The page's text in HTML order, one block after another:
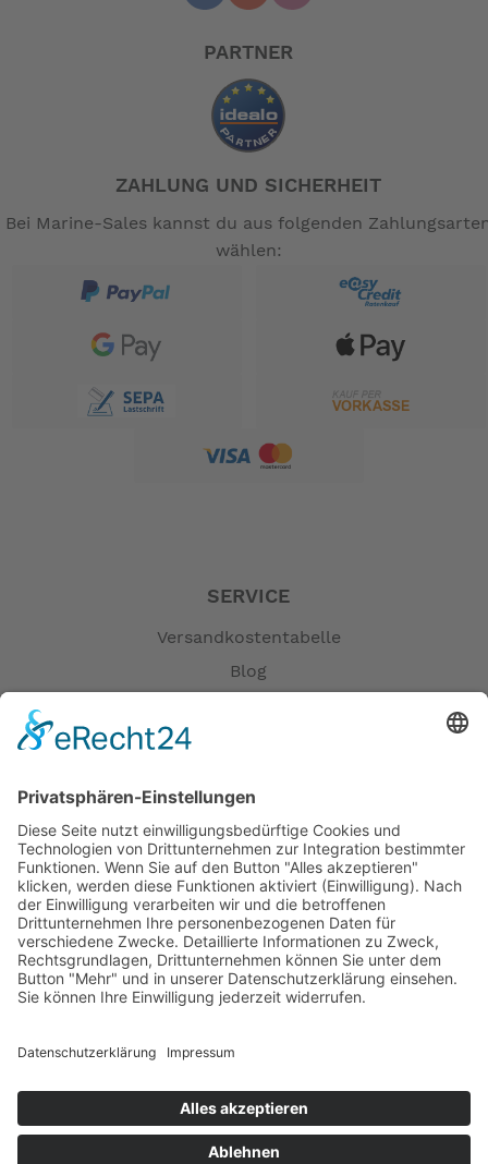
PARTNER
ZAHLUNG UND SICHERHEIT
Bei Marine-Sales kannst du aus folgenden
wählen:
SERVICE
Versandkostentabelle
Blog
Öffnungszeiten
Versandpartner
Verfügbarkeiten
Zahlung und Versand
Datenschutz
Fernabsatz
Widerrufsrecht MS
Widerrufsrecht bei Reparatur
Kontakt
Garantiefall